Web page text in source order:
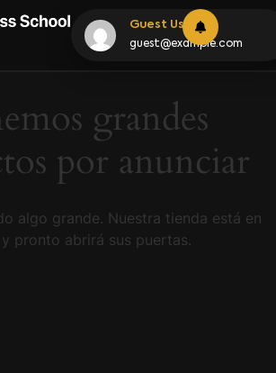
Guest User
guest@example.com
grandes
por anunciar
algo grande. Nuestra tienda está en
pronto abrirá sus puertas.